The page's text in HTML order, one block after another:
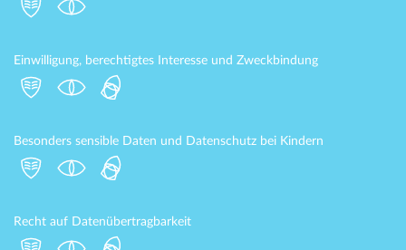
Einwilligung, berechtigtes Interesse und Zweckbindung
Besonders sensible Daten und Datenschutz bei Kindern
Recht auf Datenübertragbarkeit